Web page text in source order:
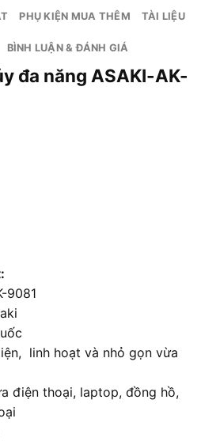
PHỤ KIỆN MUA THÊM TÀI LIỆU
BÌNH LUẬN & ĐÁNH GIÁ
đa năng ASAKI-AK-
9081
linh hoạt và nhỏ gọn vừa
điện thoại, laptop, đồng hồ,